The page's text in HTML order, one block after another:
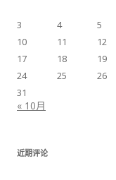
3
4 5
10
11 12
17
18 19
24
25 26
31
« 10月
近期评论